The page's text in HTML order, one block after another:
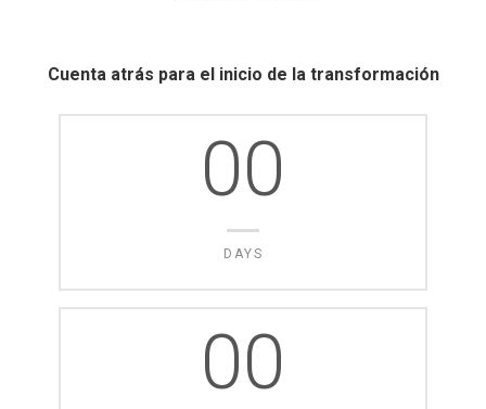
Cuenta atrás para el inicio de la transformación
00
DAYS
00